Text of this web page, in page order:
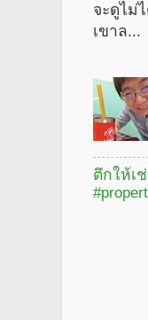
จะดูไม่
เขาล...
ตึกให้เ